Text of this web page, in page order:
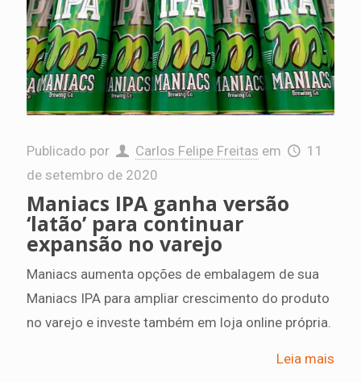
Publicado por Carlos Felipe Freitas em
11
de setembro de 2020
Maniacs IPA ganha versão
‘latão’ para continuar
expansão no varejo
Maniacs aumenta opções de embalagem de sua
Maniacs IPA para ampliar crescimento do produto
no varejo e investe também em loja online própria.
Leia mais